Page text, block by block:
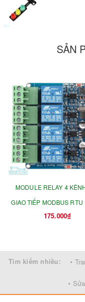
SẢN
MODULE RELAY 4
GIAO TIẾP MODBUS RTU
175.000₫
Tìm kiếm nhiều: •
•